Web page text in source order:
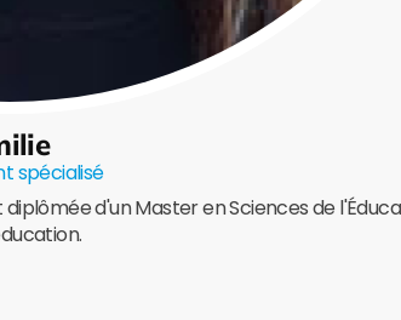
spécialisé
d'un Master en Sciences de